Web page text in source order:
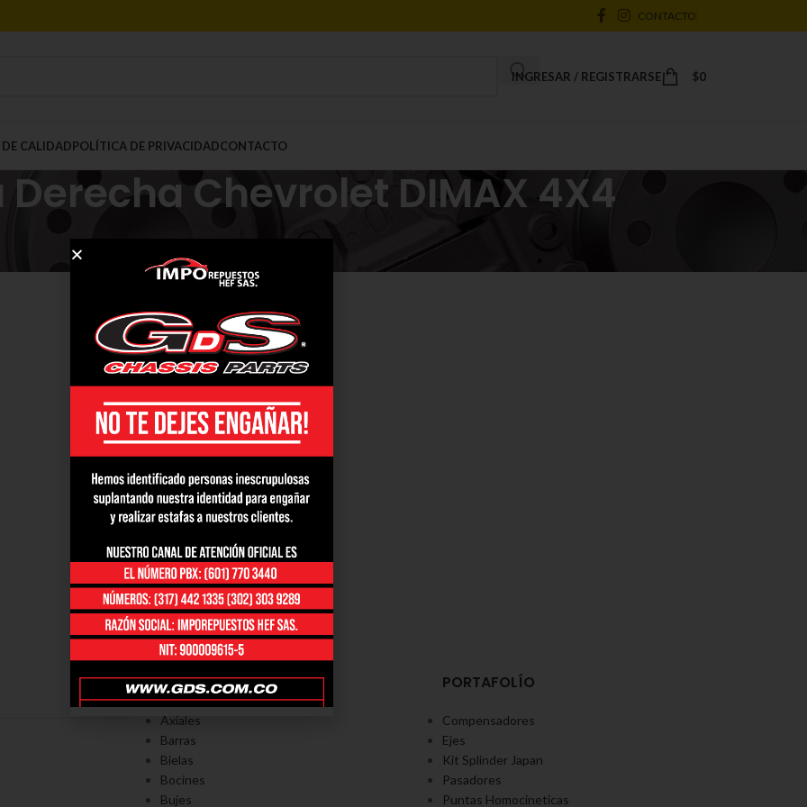
CONTACTO
INGRESAR / REGISTRARSE $0
CALIDADPOLÍTICA DE PRIVACIDADCONTACTO
Chevrolet DIMAX 4X4
PORTAFOLÍO
Axiales
Barras
Bielas
Bocines
Bujes
PORTAFOLÍO
Compensadores
Ejes
Kit Splinder Japan
Pasadores
Puntas Homocineticas